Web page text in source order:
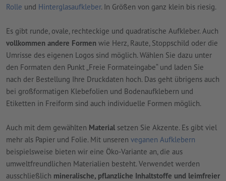
Rolle und Hinterglasaufkleber. In Größen von ganz klein bis riesig.
Es gibt runde, ovale, rechteckige und quadratische Aufkleber. Auch
vollkommen andere Formen wie Herz, Raute, Stoppschild oder die
Umrisse des eigenen Logos sind möglich. Wählen Sie dazu unter
den Formaten den Punkt „Freie Formateingabe“ und laden Sie
nach der Bestellung Ihre Druckdaten hoch. Das geht übrigens auch
bei großformatigen Klebefolien und Bodenaufklebern und
Etiketten in Freiform sind auch individuelle Formen möglich.
Auch mit dem gewählten Material setzen Sie Akzente. Es gibt viel
mehr als Papier und Folie. Mit unseren veganen Aufklebern
beispielsweise bieten wir eine Öko-Variante an, die aus
umweltfreundlichen Materialien besteht. Verwendet werden
ausschließlich mineralische, pflanzliche Inhaltstoffe und leimfreier